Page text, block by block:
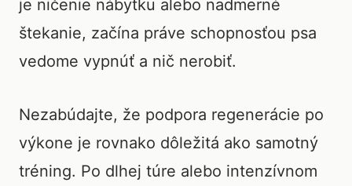
je ničenie nábytku alebo nadmerné
štekanie, začína práve schopnosťou psa
vedome vypnúť a nič nerobiť.
Nezabúdajte, že podpora regenerácie po
výkone je rovnako dôležitá ako samotný
tréning. Po dlhej túre alebo intenzívnom